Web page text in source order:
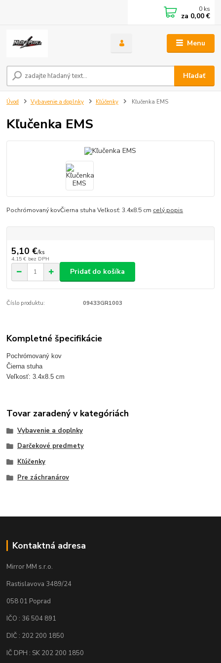
Menu
Hľadať
0 ks
za 0,00 €
Úvod Vybavenie a doplnky Kľúčenky Kľučenka EMS
Kľučenka EMS
Pochrómovaný kovČierna stuha Veľkosť: 3.4x8.5 cm celý popis
5,10 €/ks
4,15 € bez DPH
Pridať do košíka
Číslo produktu: 09433GR1003
Kompletné špecifikácie
Pochrómovaný kov
Čierna stuha
Veľkosť: 3.4x8.5 cm
Tovar zaradený v kategóriách
Vybavenie a doplnky
Darčekové predmety
Kľúčenky
Pre záchranárov
Kontaktná adresa
Mirror MM s.r.o.
Rastislavova 3489/24
058 01 Poprad
IČO : 36 504 891
DIČ : 202 200 1850
IČ DPH : SK 202 200 1850